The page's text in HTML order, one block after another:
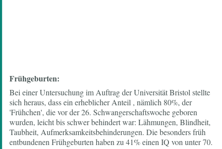
Frühgeburten:
Bei einer Untersuchung im Auftrag der Universität Bristol stellte
sich heraus, dass ein erheblicher Anteil , nämlich 80%, der
'Frühchen', die vor der 26. Schwangerschaftswoche geboren
wurden, leicht bis schwer behindert war: Lähmungen, Blindheit,
Taubheit, Aufmerksamkeitsbehinderungen. Die besonders früh
entbundenen Frühgeburten haben zu 41% einen IQ von unter 70.